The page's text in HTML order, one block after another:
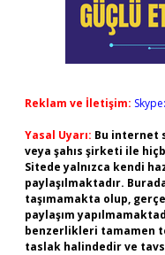
Reklam ve İletişim:
Yasal Uyarı: Bu internet
veya şahıs şirketi ile
Sitede yalnızca kendi
paylaşılmaktadır.
taşımamakta olup,
paylaşım
benzerlikleri tamamen
taslak halindedir ve